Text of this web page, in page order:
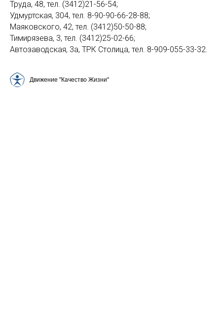
Труда, 48, тел. (3412)21-56-54;
Удмуртская, 304, тел. 8-90-90-66-28-88;
Маяковского, 42, тел. (3412)50-50-88;
Тимирязева, 3, тел. (3412)25-02-66;
Автозаводская, 3а, ТРК Столица, тел. 8-909-055-33-32.
Движение "Качество Жизни"